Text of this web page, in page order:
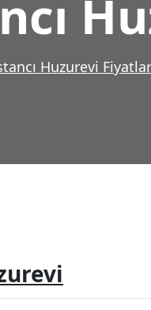
Huzurevi